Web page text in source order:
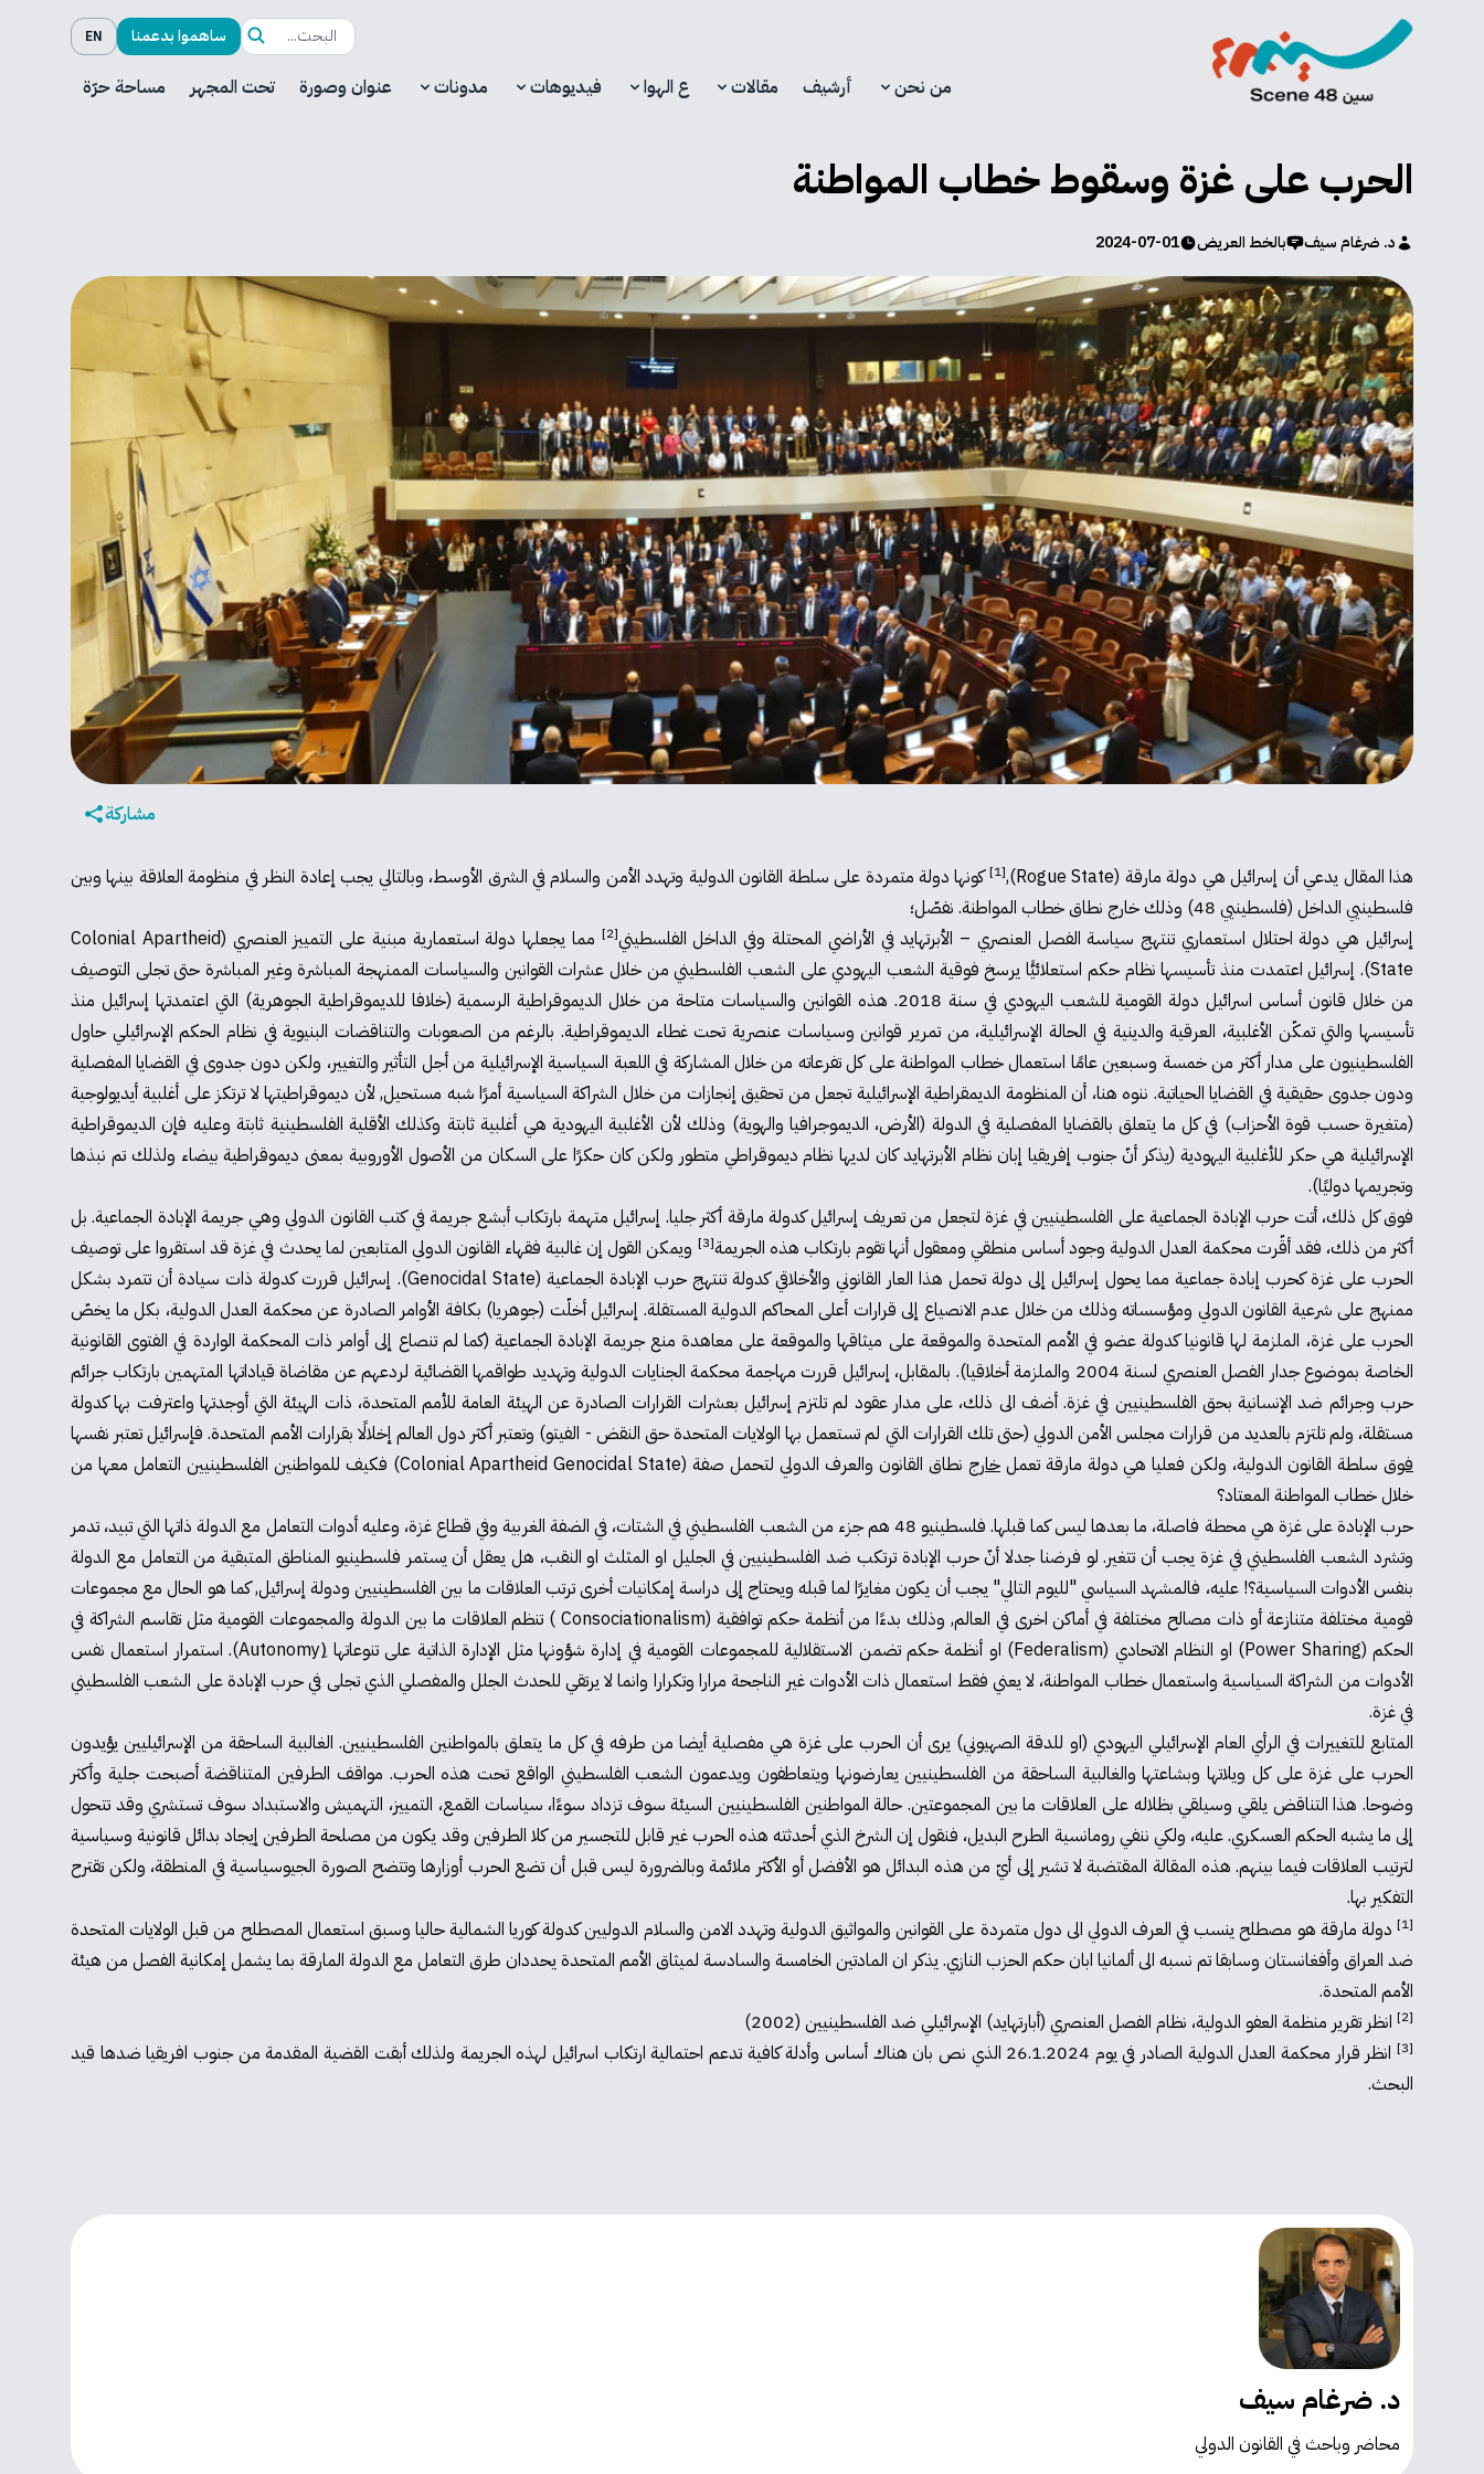
ساهموا بدعمنا EN
من نحن أرشيف مقالات ع الهوا فيديوهات مدونات عنوان وصورة تحت المجهر مساحة حرّة
الحرب على غزة وسقوط خطاب المواطنة
د. ضرغام سيف بالخط العريض 2024-07-01
مشاركة
هذا المقال يدعي أن إسرائيل هي دولة مارقة (Rogue State), [1]
كونها دولة متمردة على سلطة القانون الدولية وتهدد الأمن والسلام في الشرق الأوسط، وبالتالي يجب إعادة النظر في منظومة العلاقة بينها وبين
فلسطينيي الداخل (فلسطينيي 48) وذلك خارج نطاق خطاب المواطنة. نفصّل؛
إسرائيل هي دولة احتلال استعماري تنتهج سياسة الفصل العنصري – الأبرتهايد في الأراضي المحتلة وفي الداخل الفلسطيني[2]
مما يجعلها دولة استعمارية مبنية على التمييز العنصري (Colonial Apartheid
State). إسرائيل اعتمدت منذ تأسيسها نظام حكم استعلائيًّا يرسخ فوقية الشعب اليهودي على الشعب الفلسطيني من خلال عشرات القوانين والسياسات الممنهجة المباشرة وغير المباشرة حتى تجلى التوصيف
من خلال قانون أساس اسرائيل دولة القومية للشعب اليهودي في سنة 2018. هذه القوانين والسياسات متاحة من خلال الديموقراطية الرسمية (خلافا للديموقراطية الجوهرية) التي اعتمدتها إسرائيل منذ
تأسيسها والتي تمكّن الأغلبية، العرقية والدينية في الحالة الإسرائيلية، من تمرير قوانين وسياسات عنصرية تحت غطاء الديموقراطية. بالرغم من الصعوبات والتناقضات البنيوية في نظام الحكم الإسرائيلي حاول
الفلسطينيون على مدار أكثر من خمسة وسبعين عامًا استعمال خطاب المواطنة على كل تفرعاته من خلال المشاركة في اللعبة السياسية الإسرائيلية من أجل التأثير والتغيير، ولكن دون جدوى في القضايا المفصلية
ودون جدوى حقيقية في القضايا الحياتية. ننوه هنا، أن المنظومة الديمقراطية الإسرائيلية تجعل من تحقيق إنجازات من خلال الشراكة السياسية أمرًا شبه مستحيل, لأن ديموقراطيتها لا ترتكز على أغلبية أيديولوجية
(متغيرة حسب قوة الأحزاب) في كل ما يتعلق بالقضايا المفصلية في الدولة (الأرض، الديموجرافيا والهوية) وذلك لأن الأغلبية اليهودية هي أغلبية ثابتة وكذلك الأقلية الفلسطينية ثابتة وعليه فإن الديموقراطية
الإسرائيلية هي حكر للأغلبية اليهودية (يذكر أنّ جنوب إفريقيا إبان نظام الأبرتهايد كان لديها نظام ديموقراطي متطور ولكن كان حكرًا على السكان من الأصول الأوروبية بمعنى ديموقراطية بيضاء ولذلك تم نبذها
وتجريمها دوليًا).
فوق كل ذلك، أتت حرب الإبادة الجماعية على الفلسطينيين في غزة لتجعل من تعريف إسرائيل كدولة مارقة أكثر جليا. إسرائيل متهمة بارتكاب أبشع جريمة في كتب القانون الدولي وهي جريمة الإبادة الجماعية. بل
أكثر من ذلك، فقد أقّرت محكمة العدل الدولية وجود أساس منطقي ومعقول أنها تقوم بارتكاب هذه الجريمة[3]
ويمكن القول إن غالبية فقهاء القانون الدولي المتابعين لما يحدث في غزة قد استقروا على توصيف
الحرب على غزة كحرب إبادة جماعية مما يحول إسرائيل إلى دولة تحمل هذا العار القانوني والأخلاقي كدولة تنتهج حرب الإبادة الجماعية (Genocidal State). إسرائيل قررت كدولة ذات سيادة أن تتمرد بشكل
ممنهج على شرعية القانون الدولي ومؤسساته وذلك من خلال عدم الانصياع إلى قرارات أعلى المحاكم الدولية المستقلة. إسرائيل أخلّت (جوهريا) بكافة الأوامر الصادرة عن محكمة العدل الدولية، بكل ما يخصّ
الحرب على غزة، الملزمة لها قانونيا كدولة عضو في الأمم المتحدة والموقعة على ميثاقها والموقعة على معاهدة منع جريمة الإبادة الجماعية (كما لم تنصاع إلى أوامر ذات المحكمة الواردة في الفتوى القانونية
الخاصة بموضوع جدار الفصل العنصري لسنة 2004 والملزمة أخلاقيا). بالمقابل، إسرائيل قررت مهاجمة محكمة الجنايات الدولية وتهديد طواقمها القضائية لردعهم عن مقاضاة قياداتها المتهمين بارتكاب جرائم
حرب وجرائم ضد الإنسانية بحق الفلسطينيين في غزة. أضف الى ذلك، على مدار عقود لم تلتزم إسرائيل بعشرات القرارات الصادرة عن الهيئة العامة للأمم المتحدة، ذات الهيئة التي أوجدتها واعترفت بها كدولة
مستقلة، ولم تلتزم بالعديد من قرارات مجلس الأمن الدولي (حتى تلك القرارات التي لم تستعمل بها الولايات المتحدة حق النقض - الفيتو) وتعتبر أكثر دول العالم إخلالًا بقرارات الأمم المتحدة. فإسرائيل تعتبر نفسها
فوقسلطة القانون الدولية، ولكن فعليا هي دولة مارقة تعملخارج
نطاق القانون والعرف الدولي لتحمل صفة (Colonial Apartheid Genocidal State) فكيف للمواطنين الفلسطينيين التعامل معها من
خلال خطاب المواطنة المعتاد؟
حرب الإبادة على غزة هي محطة فاصلة، ما بعدها ليس كما قبلها. فلسطينيو 48 هم جزء من الشعب الفلسطيني في الشتات، في الضفة الغربية وفي قطاع غزة، وعليه أدوات التعامل مع الدولة ذاتها التي تبيد، تدمر
وتشرد الشعب الفلسطيني في غزة يجب أن تتغير. لو فرضنا جدلا أنّ حرب الإبادة ترتكب ضد الفلسطينيين في الجليل او المثلث او النقب، هل يعقل أن يستمر فلسطينيو المناطق المتبقية من التعامل مع الدولة
بنفس الأدوات السياسية؟! عليه، فالمشهد السياسي "لليوم التالي" يجب أن يكون مغايرًا لما قبله ويحتاج إلى دراسة إمكانيات أخرى ترتب العلاقات ما بين الفلسطينيين ودولة إسرائيل, كما هو الحال مع مجموعات
قومية مختلفة متنازعة أو ذات مصالح مختلفة في أماكن اخرى في العالم, وذلك بدءًا من أنظمة حكم توافقية (Consociationalism ) تنظم العلاقات ما بين الدولة والمجموعات القومية مثل تقاسم الشراكة في
الحكم (Power Sharing) او النظام الاتحادي (Federalism) او أنظمة حكم تضمن الاستقلالية للمجموعات القومية في إدارة شؤونها مثل الإدارة الذاتية على تنوعاتها (ِAutonomy). استمرار استعمال نفس
الأدوات من الشراكة السياسية واستعمال خطاب المواطنة، لا يعني فقط استعمال ذات الأدوات غير الناجحة مرارا وتكرارا وانما لا يرتقي للحدث الجلل والمفصلي الذي تجلى في حرب الإبادة على الشعب الفلسطيني
في غزة.
المتابع للتغييرات في الرأي العام الإسرائيلي اليهودي (او للدقة الصهيوني) يرى أن الحرب على غزة هي مفصلية أيضا من طرفه في كل ما يتعلق بالمواطنين الفلسطينيين. الغالبية الساحقة من الإسرائيليين يؤيدون
الحرب على غزة على كل ويلاتها وبشاعتها والغالبية الساحقة من الفلسطينيين يعارضونها ويتعاطفون ويدعمون الشعب الفلسطيني الواقع تحت هذه الحرب. مواقف الطرفين المتناقضة أصبحت جلية وأكثر
وضوحا. هذا التناقض يلقي وسيلقي بظلاله على العلاقات ما بين المجموعتين. حالة المواطنين الفلسطينيين السيئة سوف تزداد سوءًا، سياسات القمع، التمييز، التهميش والاستبداد سوف تستشري وقد تتحول
إلى ما يشبه الحكم العسكري. عليه، ولكي ننفي رومانسية الطرح البديل، فنقول إن الشرخ الذي أحدثته هذه الحرب غير قابل للتجسير من كلا الطرفين وقد يكون من مصلحة الطرفين إيجاد بدائل قانونية وسياسية
لترتيب العلاقات فيما بينهم. هذه المقالة المقتضبة لا تشير إلى أيّ من هذه البدائل هو الأفضل أو الأكثر ملائمة وبالضرورة ليس قبل أن تضع الحرب أوزارها وتتضح الصورة الجيوسياسية في المنطقة، ولكن تقترح
التفكير بها.
[1]
دولة مارقة هو مصطلح ينسب في العرف الدولي الى دول متمردة على القوانين والمواثيق الدولية وتهدد الامن والسلام الدوليين كدولة كوريا الشمالية حاليا وسبق استعمال المصطلح من قبل الولايات المتحدة
ضد العراق وأفغانستان وسابقا تم نسبه الى ألمانيا ابان حكم الحزب النازي. يذكر ان المادتين الخامسة والسادسة لميثاق الأمم المتحدة يحددان طرق التعامل مع الدولة المارقة بما يشمل إمكانية الفصل من هيئة
الأمم المتحدة.
[2] انظر تقرير منظمة العفو الدولية، نظام الفصل العنصري (أبارتهايد) الإسرائيلي ضد الفلسطينيين (2002)
[3]
انظر قرار محكمة العدل الدولية الصادر في يوم 26.1.2024 الذي نص بان هناك أساس وأدلة كافية تدعم احتمالية ارتكاب اسرائيل لهذه الجريمة ولذلك أبقت القضية المقدمة من جنوب افريقيا ضدها قيد
البحث.
د. ضرغام سيف
محاضر وباحث في القانون الدولي